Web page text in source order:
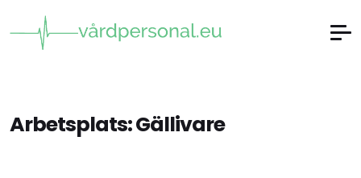
Arbetsplats:Gällivare